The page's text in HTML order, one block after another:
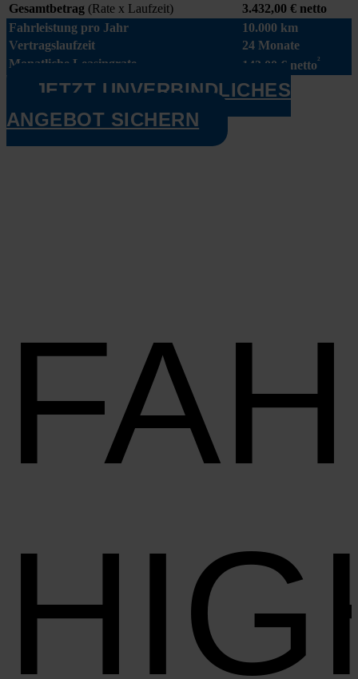
Gesamt­be­trag (Rate x Lauf­zeit)
3.432,00 € net­to
Fahr­leis­tung pro Jahr
10.000 km
Ver­trags­lauf­zeit
24 Mona­te
Monat­li­che Lea­sing­ra­te
143,00 € net­to²
JETZT UNVERBINDLICHES
ANGEBOT SICHERN